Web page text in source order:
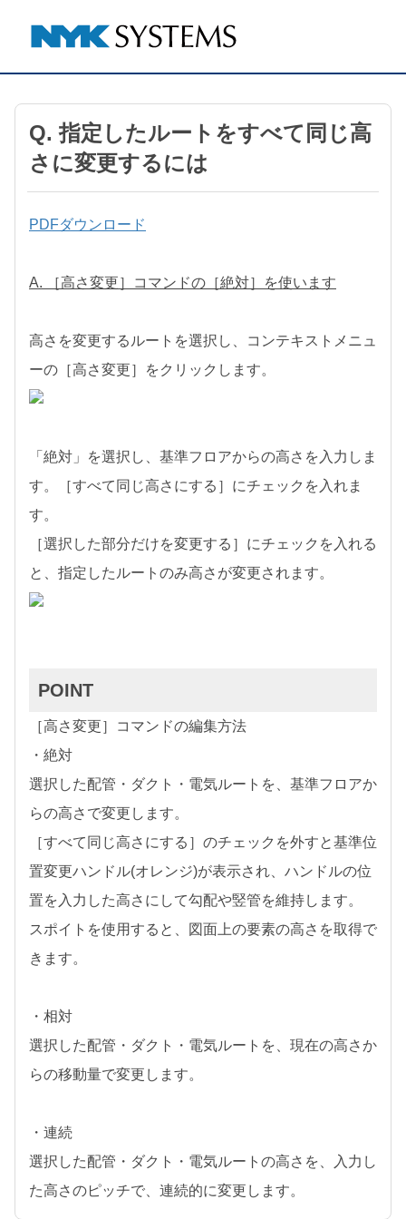
Q. 指定したルートをすべて同じ高
さに変更するには
PDFダウンロード
A. ［高さ変更］コマンドの［絶対］を使います
高さを変更するルートを選択し、コンテキストメニュ
ーの［高さ変更］をクリックします。
「絶対」を選択し、基準フロアからの高さを入力しま
す。［すべて同じ高さにする］にチェックを入れま
す。
［選択した部分だけを変更する］にチェックを入れる
と、指定したルートのみ高さが変更されます。
POINT
［高さ変更］コマンドの編集方法
・絶対
選択した配管・ダクト・電気ルートを、基準フロアか
らの高さで変更します。
［すべて同じ高さにする］のチェックを外すと基準位
置変更ハンドル(オレンジ)が表示され、ハンドルの位
置を入力した高さにして勾配や竪管を維持します。
スポイトを使用すると、図面上の要素の高さを取得で
きます。
・相対
選択した配管・ダクト・電気ルートを、現在の高さか
らの移動量で変更します。
・連続
選択した配管・ダクト・電気ルートの高さを、入力し
た高さのピッチで、連続的に変更します。